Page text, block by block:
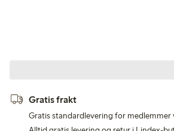
Gratis frakt
Gratis standardlevering for medlemmer